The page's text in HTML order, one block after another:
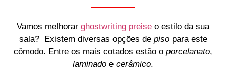
Vamos melhorar ghostwriting preise o estilo da sua
sala? Existem diversas opções de pisopara este
cômodo. Entre os mais cotados estão o porcelanato,
laminado e cerâmico.